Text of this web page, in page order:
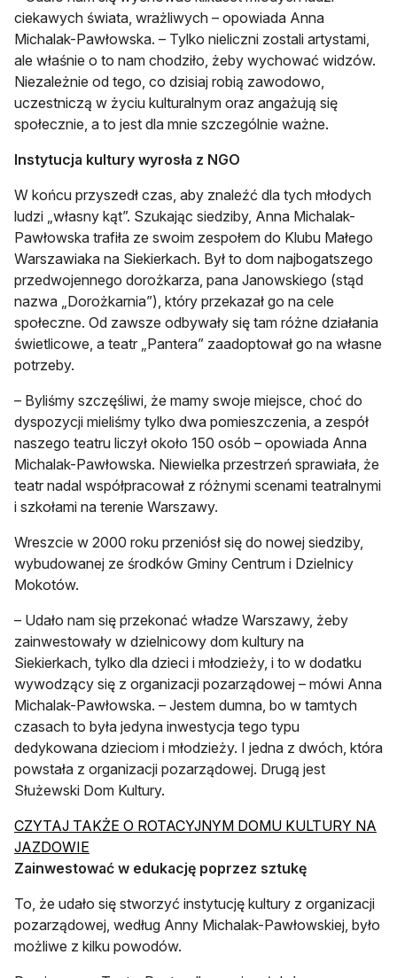
ciekawych świata, wrażliwych – opowiada Anna
Michalak-Pawłowska. – Tylko nieliczni zostali artystami,
ale właśnie o to nam chodziło, żeby wychować widzów.
Niezależnie od tego, co dzisiaj robią zawodowo,
uczestniczą w życiu kulturalnym oraz angażują się
społecznie, a to jest dla mnie szczególnie ważne.
Instytucja kultury wyrosła z NGO
W końcu przyszedł czas, aby znaleźć dla tych młodych
ludzi „własny kąt”. Szukając siedziby, Anna Michalak-
Pawłowska trafiła ze swoim zespołem do Klubu Małego
Warszawiaka na Siekierkach. Był to dom najbogatszego
przedwojennego dorożkarza, pana Janowskiego (stąd
nazwa „Dorożkarnia”), który przekazał go na cele
społeczne. Od zawsze odbywały się tam różne działania
świetlicowe, a teatr „Pantera” zaadoptował go na własne
potrzeby.
– Byliśmy szczęśliwi, że mamy swoje miejsce, choć do
dyspozycji mieliśmy tylko dwa pomieszczenia, a zespół
naszego teatru liczył około 150 osób – opowiada Anna
Michalak-Pawłowska. Niewielka przestrzeń sprawiała, że
teatr nadal współpracował z różnymi scenami teatralnymi
i szkołami na terenie Warszawy.
Wreszcie w 2000 roku przeniósł się do nowej siedziby,
wybudowanej ze środków Gminy Centrum i Dzielnicy
Mokotów.
– Udało nam się przekonać władze Warszawy, żeby
zainwestowały w dzielnicowy dom kultury na
Siekierkach, tylko dla dzieci i młodzieży, i to w dodatku
wywodzący się z organizacji pozarządowej – mówi Anna
Michalak-Pawłowska. – Jestem dumna, bo w tamtych
czasach to była jedyna inwestycja tego typu
dedykowana dzieciom i młodzieży. I jedna z dwóch, która
powstała z organizacji pozarządowej. Drugą jest
Służewski Dom Kultury.
CZYTAJ TAKŻE O ROTACYJNYM DOMU KULTURY NA
JAZDOWIE
Zainwestować w edukację poprzez sztukę
To, że udało się stworzyć instytucję kultury z organizacji
pozarządowej, według Anny Michalak-Pawłowskiej, było
możliwe z kilku powodów.